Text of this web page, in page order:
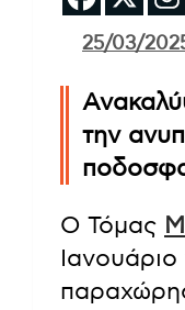
25/03/
την
Ο Τόμας